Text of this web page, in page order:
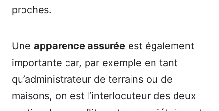
proches.
Une apparence assurée est également
importante car, par exemple en tant
qu’administrateur de terrains ou de
maisons, on est l’interlocuteur des deux